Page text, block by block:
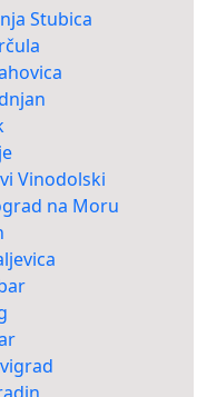
Stubica
Vinodolski
na Moru